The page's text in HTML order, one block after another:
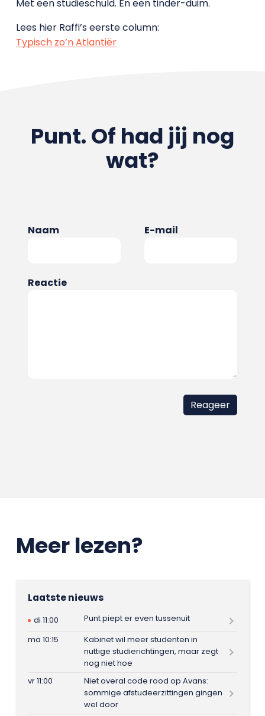
Met een studieschuld. En een tinder-duim.
Lees hier Raffi’s eerste column:
Typisch zo’n Atlantiër
Punt. Of had jij nog
wat?
Naam E-mail
Reactie
Meer lezen?
Laatste nieuws
di 11:00
Punt piept er even tussenuit
ma 10:15
Kabinet wil meer studenten in
nuttige studierichtingen, maar zegt
nog niet hoe
vr 11:00
Niet overal code rood op Avans:
sommige afstudeerzittingen gingen
wel door